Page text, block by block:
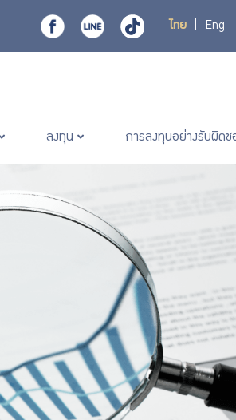
ไทย Eng
ลงทุน การลงทุนอย่างรับผิด